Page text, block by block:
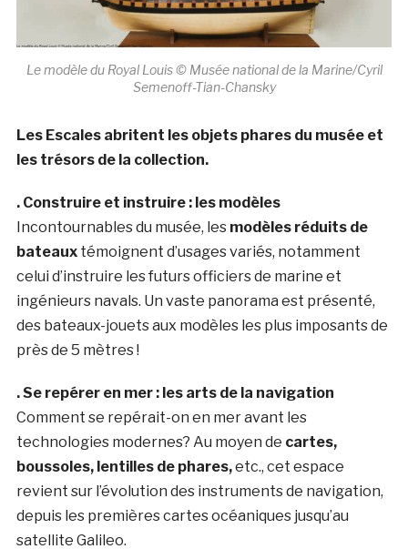
Le modèle du Royal Louis © Musée national de la Marine/Cyril
Semenoff-Tian-Chansky
Les Escales abritent les objets phares du musée et
les trésors de la collection.
. Construire et instruire : les modèles
Incontournables du musée, les modèles réduits de
bateauxtémoignent d’usages variés, notamment
celui d’instruire les futurs officiers de marine et
ingénieurs navals. Un vaste panorama est présenté,
des bateaux-jouets aux modèles les plus imposants de
près de 5 mètres !
. Se repérer en mer : les arts de la navigation
Comment se repérait-on en mer avant les
technologies modernes? Au moyen de cartes,
boussoles, lentilles de phares,etc., cet espace
revient sur l’évolution des instruments de navigation,
depuis les premières cartes océaniques jusqu’au
satellite Galileo.